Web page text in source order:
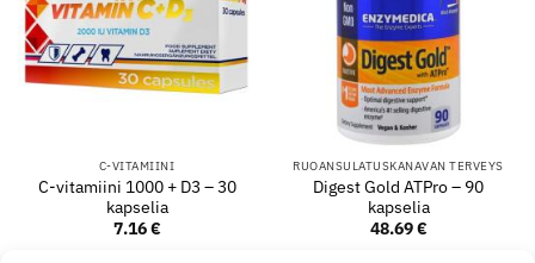
C-VITAMIINI
C-vitamiini 1000 + D3 – 30
kapselia
7.16€
RUOANSULATUSKANAVAN TERVEYS
Digest Gold ATPro – 90
kapselia
48.69€